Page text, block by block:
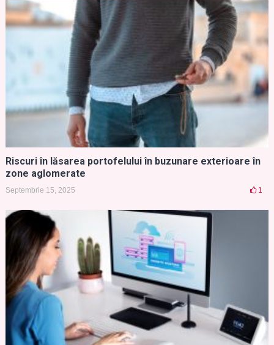
Riscuri în lăsarea portofelului în buzunare exterioare în
zone aglomerate
Septembrie 15, 2025 1